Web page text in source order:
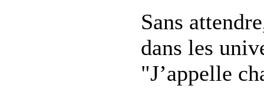
Sans
dans les
"J’appelle